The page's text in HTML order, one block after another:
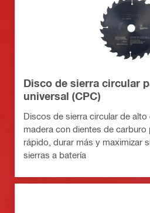
Disco de sierra circular
universal (CPC)
Discos de sierra circular de
madera con dientes de carburo
rápido, durar más y maximizar
sierras a batería